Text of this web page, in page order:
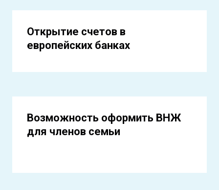
Открытие счетов в
европейских банках
Возможность оформить ВНЖ
для членов семьи